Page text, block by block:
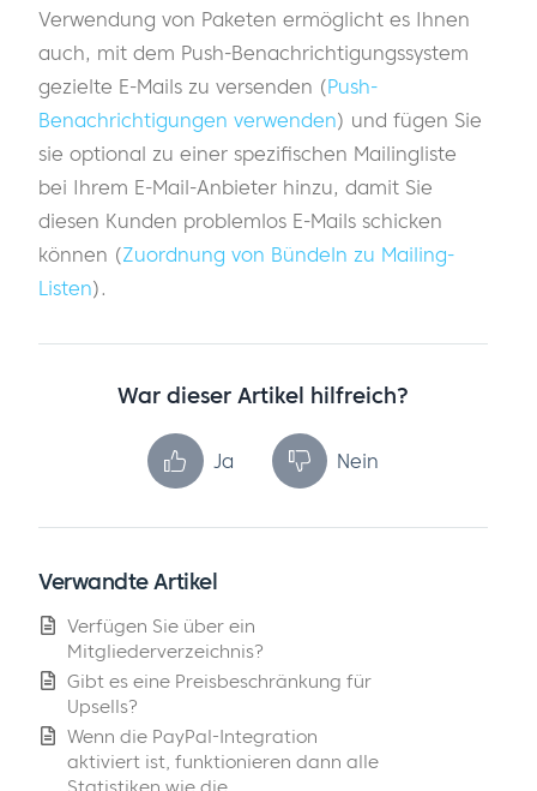
Verwendung von Paketen ermöglicht es Ihnen
auch, mit dem Push-Benachrichtigungssystem
gezielte E-Mails zu versenden (Push-
Benachrichtigungen verwenden) und fügen Sie
sie optional zu einer spezifischen Mailingliste
bei Ihrem E-Mail-Anbieter hinzu, damit Sie
diesen Kunden problemlos E-Mails schicken
können (Zuordnung von Bündeln zu Mailing-
Listen).
War dieser Artikel hilfreich?
Ja Nein
Verwandte Artikel
Verfügen Sie über ein
Mitgliederverzeichnis?
Gibt es eine Preisbeschränkung für
Upsells?
Wenn die PayPal-Integration
aktiviert ist, funktionieren dann alle
Statistiken wie die